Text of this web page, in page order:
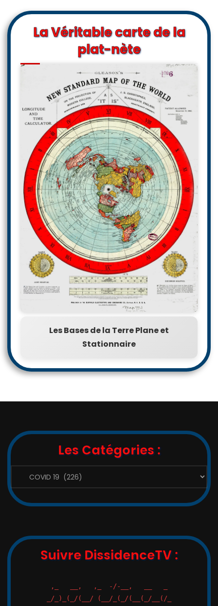
La Véritable carte de la
plat-nète
Les Bases de la Terre Plane et
Stationnaire
Les Catégories :
Catégories
Suivre DissidenceTV :
,_   __,   ,_  -/-__,   __   _
_/_)_(_/(__/ (__/_(_/(__(_/__(/_